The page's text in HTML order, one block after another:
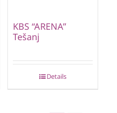
KBS “ARENA”
Tešanj
Details